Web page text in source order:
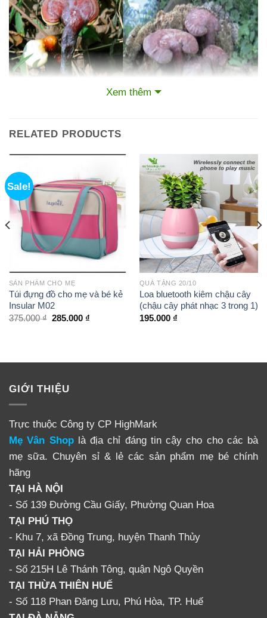
Lưu ý khi mua nấm lim xanh
Một trong những vấn đề đáng lo ngại nhất hiện nay là
vấn đề hàng giả, kém chất lượng. Ngay cả những vị
thuốc quý như nấm lim xanh, xáo tam phân…cũng có
hàng giả. Do đó khi mua nấm lim xanh quý khách không
nên chọn loại nấm đã qua sơ chế, thái lát vì lúc này rất
khó có thể nhận dạng được nấm thật, nấm giả, người
bán có thể trộn lẫn nhiều loại nấm trong đó.
mevanshop.com
cam kết bán nấm lim xanh hàng thật
100%, nấm còn nguyên tai, nguyên mũ, nấm lim xanh
sản phẩm kém chất lượng, do đó quý khách có thể an
tâm về chất lượng cũng như giá cả khi mua nấm tại
công ty chúng tôi.
Những cam kết khi quý khách mua nấm lim xanh:
Cam kết đền tiền 10 lần nếu mua phải hàng kém
chất lượng
Giao hàng miễn phí toàn quốc
Chấp nhận đổi trả 100% nếu khách hàng không hài
lòng với sản phẩm
Nhân viên am hiểu chuyên sâu sản phẩm, tư vấn tận
Xem thêm
RELATED PRODUCTS
Sale!
SẢN PHẨM CHO MẸ
Túi đựng đồ cho mẹ và bé kẻ
Insular M02
375.000₫ 285.000 ₫
QUÀ TẶNG 20/10
Loa bluetooth kiêm chậu cây
(chậu cây phát nhạc 3 trong 1)
195.000 ₫
GIỚI THIỆU
Trực thuộc Công ty CP HighMark
Mẹ Vân Shoplà địa chỉ đáng tin cậy cho cho các bà
mẹ sữa. Chuyên sỉ & lẻ các sản phẩm mẹ bé chính
hãng
TẠI HÀ NỘI
- Số 139 Đường Cầu Giấy, Phường Quan Hoa
TẠI PHÚ THỌ
- Khu 7, xã Đồng Trung, huyện Thanh Thủy
TẠI HẢI PHÒNG
- Số 215H Lê Thánh Tông, quận Ngô Quyền
TẠI THỪA THIÊN HUẾ
- Số 118 Phan Đăng Lưu, Phú Hòa, TP. Huế